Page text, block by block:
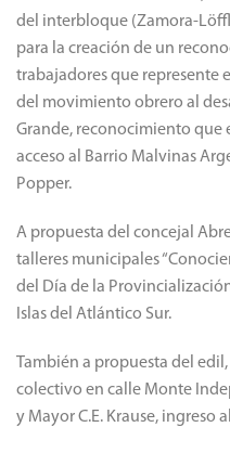
del interbloque (Zamora-
para la creación de un
trabajadores que represente
del movimiento obrero al
Grande, reconocimiento que
acceso al Barrio Malvinas
Popper.
A propuesta del concejal
talleres municipales
del Día de la
Islas del Atlántico Sur.
También a propuesta del
colectivo en calle Monte
y Mayor C.E. Krause, ingreso